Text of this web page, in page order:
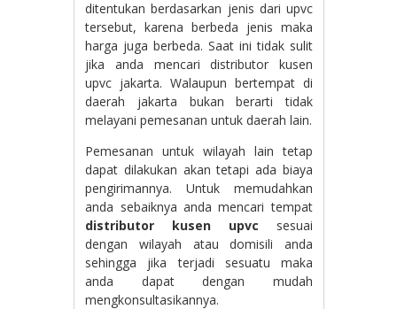
ditentukan berdasarkan jenis dari upvc
tersebut, karena berbeda jenis maka
harga juga berbeda. Saat ini tidak sulit
jika anda mencari distributor kusen
upvc jakarta. Walaupun bertempat di
daerah jakarta bukan berarti tidak
melayani pemesanan untuk daerah lain.
Pemesanan untuk wilayah lain tetap
dapat dilakukan akan tetapi ada biaya
pengirimannya. Untuk memudahkan
anda sebaiknya anda mencari tempat
distributor kusen upvc sesuai
dengan wilayah atau domisili anda
sehingga jika terjadi sesuatu maka
anda dapat dengan mudah
mengkonsultasikannya.